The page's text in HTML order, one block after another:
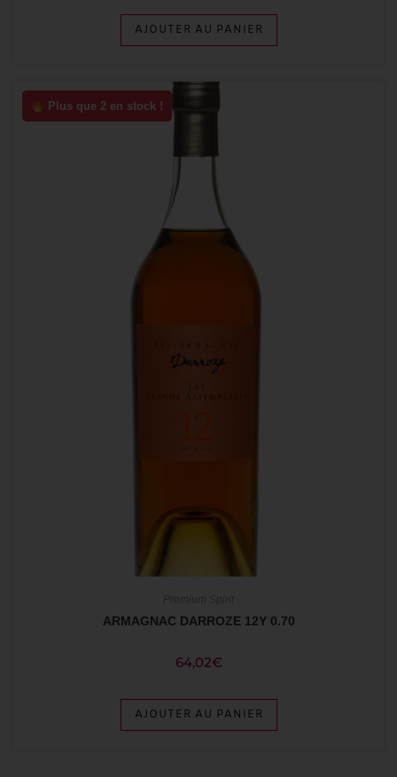
AJOUTER AU PANIER
Plus que 2 en stock !
ARMAGNAC DARROZE 12Y 0.70
64,02€
AJOUTER AU PANIER